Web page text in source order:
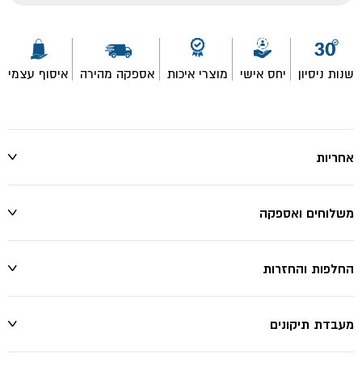
שנות ניסיון יחס אישי מוצרי איכות אספקה מהירה איסוף עצמי
אחריות
משלוחים ואספקה
החלפות והחזרות
מעבדת תיקונים